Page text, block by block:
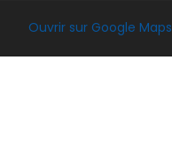
Ouvrir sur Google Maps